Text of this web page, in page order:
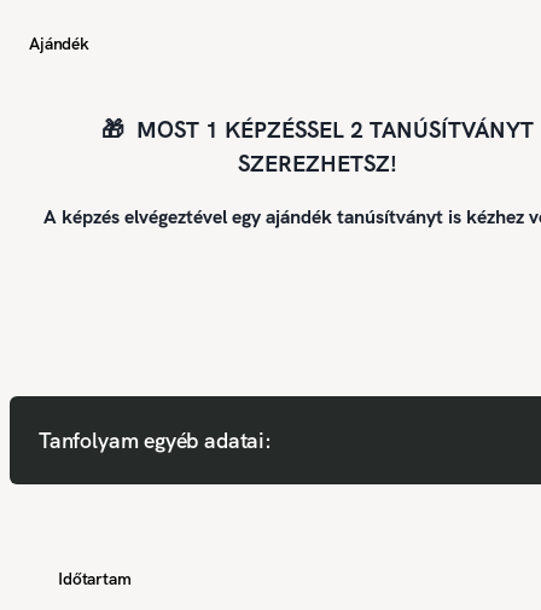
Ajándék
🎁 MOST 1 KÉPZÉSSEL 2 TANÚSÍTVÁNYT
SZEREZHETSZ!
A képzés elvégeztével egy ajándék tanúsítványt is kézhez
Tanfolyam egyéb adatai:
Időtartam